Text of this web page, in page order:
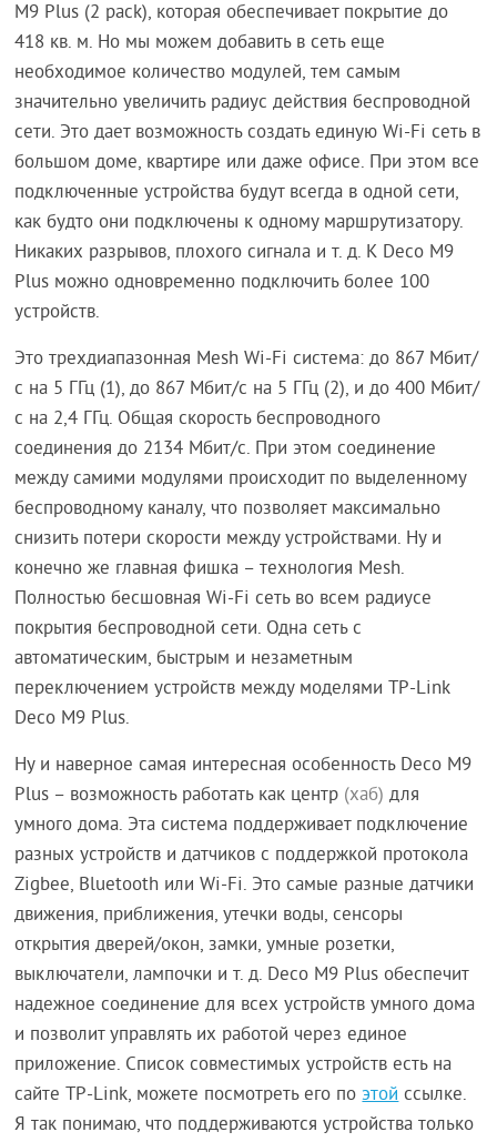
M9 Plus (2 pack), которая обеспечивает покрытие до
418 кв. м. Но мы можем добавить в сеть еще
необходимое количество модулей, тем самым
значительно увеличить радиус действия беспроводной
сети. Это дает возможность создать единую Wi-Fi сеть в
большом доме, квартире или даже офисе. При этом все
подключенные устройства будут всегда в одной сети,
как будто они подключены к одному маршрутизатору.
Никаких разрывов, плохого сигнала и т. д. К Deco M9
Plus можно одновременно подключить более 100
устройств.
Это трехдиапазонная Mesh Wi-Fi система: до 867 Мбит/
с на 5 ГГц (1), до 867 Мбит/с на 5 ГГц (2), и до 400 Мбит/
с на 2,4 ГГц. Общая скорость беспроводного
соединения до 2134 Мбит/с. При этом соединение
между самими модулями происходит по выделенному
беспроводному каналу, что позволяет максимально
снизить потери скорости между устройствами. Ну и
конечно же главная фишка – технология Mesh.
Полностью бесшовная Wi-Fi сеть во всем радиусе
покрытия беспроводной сети. Одна сеть с
автоматическим, быстрым и незаметным
переключением устройств между моделями TP-Link
Deco M9 Plus.
Ну и наверное самая интересная особенность Deco M9
Plus – возможность работать как центр (хаб) для
умного дома. Эта система поддерживает подключение
разных устройств и датчиков с поддержкой протокола
Zigbee, Bluetooth или Wi-Fi. Это самые разные датчики
движения, приближения, утечки воды, сенсоры
открытия дверей/окон, замки, умные розетки,
выключатели, лампочки и т. д. Deco M9 Plus обеспечит
надежное соединение для всех устройств умного дома
и позволит управлять их работой через единое
приложение. Список совместимых устройств есть на
сайте TP-Link, можете посмотреть его поэтойссылке.
Я так понимаю, что поддерживаются устройства только